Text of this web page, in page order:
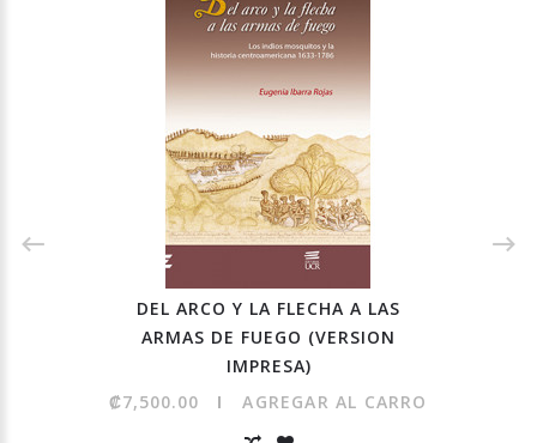
DEL ARCO Y LA FLECHA A LAS
ARMAS DE FUEGO (VERSION
IMPRESA)
₡7,500.00
AGREGAR AL CARRO